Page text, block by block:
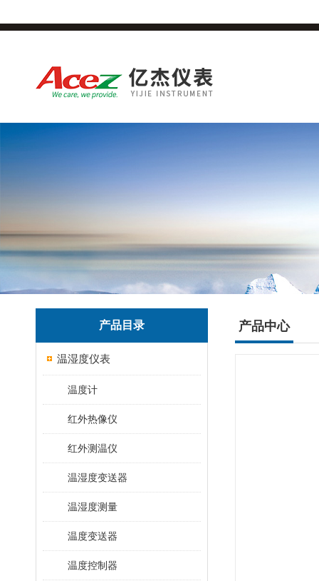
产品目录
温湿度仪表
温度计
红外热像仪
红外测温仪
温湿度变送器
温湿度测量
温度变送器
温度控制器
产品中心